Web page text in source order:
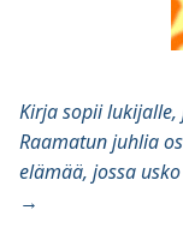
Kirja sopii lukijalle,
Raamatun juhlia
elämää, jossa
→